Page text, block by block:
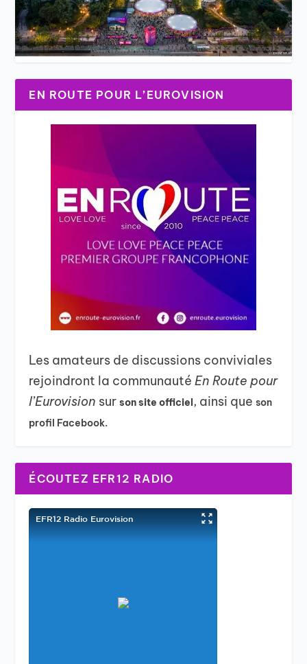
EN ROUTE POUR L’EUROVISION
Les amateurs de discussions conviviales
rejoindront la communautéEn Route pour
l’Eurovision surson site officiel, ainsi queson
profil Facebook.
ÉCOUTEZ EFR12 RADIO